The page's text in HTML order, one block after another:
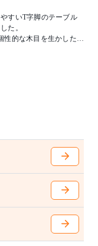
すいT字脚のテーブル
た。
性的な木目を生かした表
充実のサイズ展開。
々な使い方に対応でき
選択可能)
択可能)
脚位置を外側に取り付
チです。